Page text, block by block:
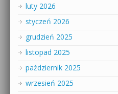
luty 2026
styczeń 2026
grudzień 2025
listopad 2025
październik 2025
wrzesień 2025